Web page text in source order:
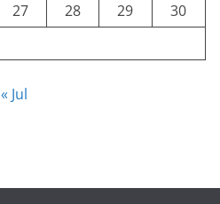
27 28 29
30
« Jul